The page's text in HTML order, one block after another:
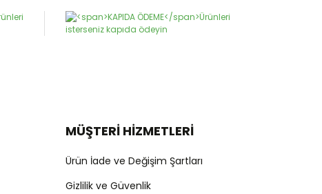
MÜŞTERİ HİZMETLERİ
Ürün İade ve Değişim Şartları
Gizlilik ve Güvenlik